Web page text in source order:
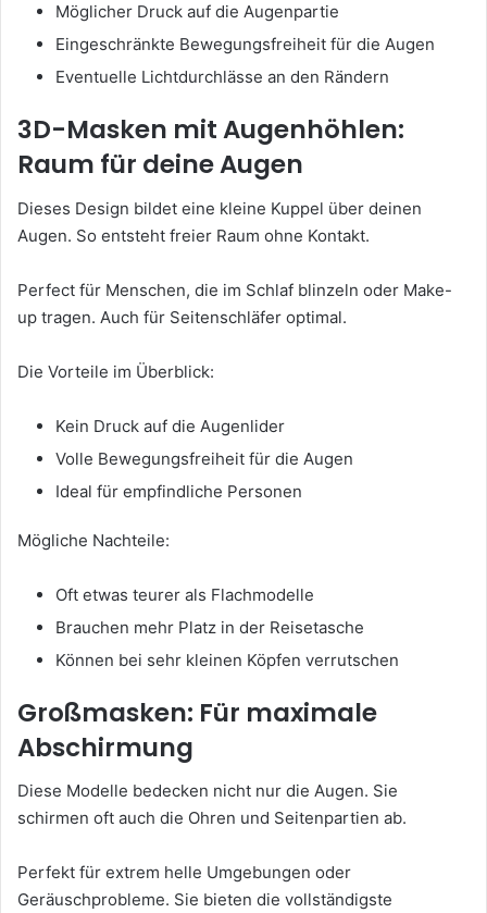
Möglicher Druck auf die Augenpartie
Eingeschränkte Bewegungsfreiheit für die Augen
Eventuelle Lichtdurchlässe an den Rändern
3D-Masken mit Augenhöhlen:
Raum für deine Augen
Dieses Design bildet eine kleine Kuppel über deinen
Augen. So entsteht freier Raum ohne Kontakt.
Perfect für Menschen, die im Schlaf blinzeln oder Make-
up tragen. Auch für Seitenschläfer optimal.
Die Vorteile im Überblick:
Kein Druck auf die Augenlider
Volle Bewegungsfreiheit für die Augen
Ideal für empfindliche Personen
Mögliche Nachteile:
Oft etwas teurer als Flachmodelle
Brauchen mehr Platz in der Reisetasche
Können bei sehr kleinen Köpfen verrutschen
Großmasken: Für maximale
Abschirmung
Diese Modelle bedecken nicht nur die Augen. Sie
schirmen oft auch die Ohren und Seitenpartien ab.
Perfekt für extrem helle Umgebungen oder
Geräuschprobleme. Sie bieten die vollständigste